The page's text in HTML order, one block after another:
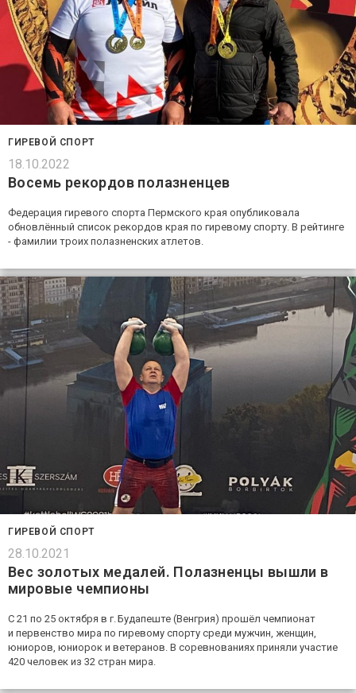
ГИРЕВОЙ СПОРТ
18.10.2022
Восемь рекордов полазненцев
Федерация гиревого спорта Пермского края опубликовала
обновлённый список рекордов края по гиревому спорту. В рейтинге
- фамилии троих полазненских атлетов.
ГИРЕВОЙ СПОРТ
28.10.2021
Вес золотых медалей. Полазненцы вышли в
мировые чемпионы
С 21 по 25 октября в г. Будапеште (Венгрия) прошёл чемпионат
и первенство мира по гиревому спорту среди мужчин, женщин,
юниоров, юниорок и ветеранов. В соревнованиях приняли участие
420 человек из 32 стран мира.